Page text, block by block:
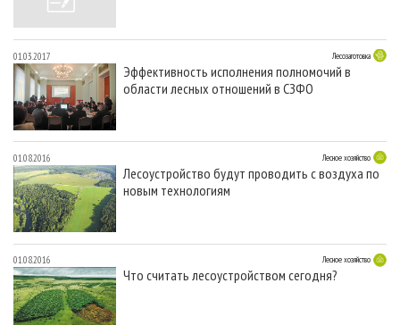
01.03.2017 Лесозаготовка
Эффективность исполнения полномочий в
области лесных отношений в СЗФО
01.08.2016 Лесное хозяйство
Лесоустройство будут проводить с воздуха по
новым технологиям
01.08.2016 Лесное хозяйство
Что считать лесоустройством сегодня?